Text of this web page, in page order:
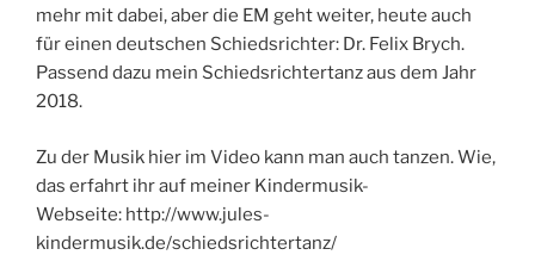
mehr mit dabei, aber die EM geht weiter, heute auch
für einen deutschen Schiedsrichter: Dr. Felix Brych.
Passend dazu mein Schiedsrichtertanz aus dem Jahr
2018.
Zu der Musik hier im Video kann man auch tanzen. Wie,
das erfahrt ihr auf meiner Kindermusik-
Webseite: http://www.jules-
kindermusik.de/schiedsrichtertanz/